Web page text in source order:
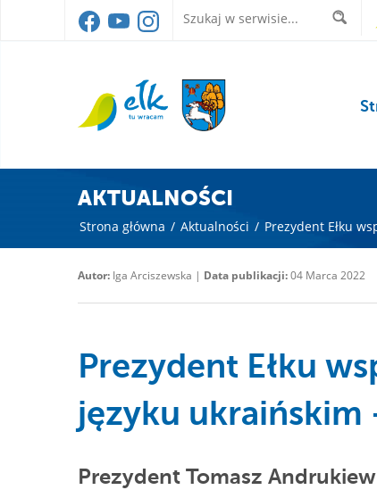
AKTUALNOŚCI
Strona główna / Aktualności / Prezydent Ełku
Autor: Iga Arciszewska | Data publikacji:04 Marca 2022
Prezydent Ełku
języku ukraińskim
Prezydent Tomasz